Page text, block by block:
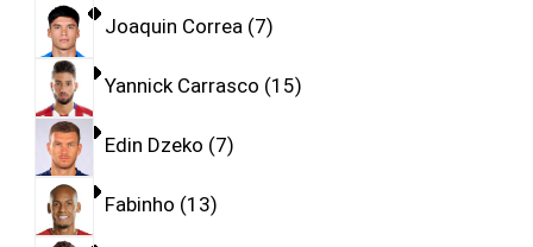
Joaquin Correa 7
Yannick Carrasco 15
Edin Dzeko 7
Fabinho 13